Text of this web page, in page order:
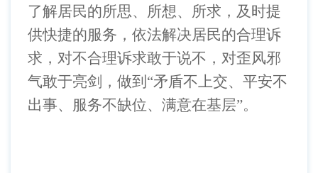
了解居民的所思、所想、所求，及时提
供快捷的服务，依法解决居民的合理诉
求，对不合理诉求敢于说不，对歪风邪
气敢于亮剑，做到“矛盾不上交、平安不
出事、服务不缺位、满意在基层”。